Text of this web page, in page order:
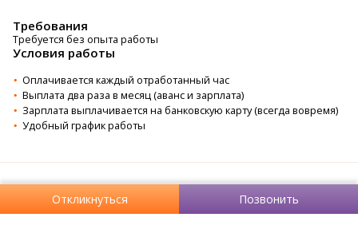
Требования
Требуется без опыта работы
Условия работы
Оплачивается каждый отработанный час
Выплата два раза в месяц (аванс и зарплата)
Зарплата выплачивается на банковскую карту (всегда вовремя)
Удобный график работы
Откликнуться Позвонить